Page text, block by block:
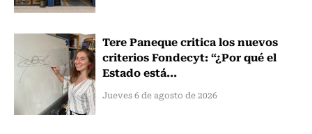
Tere Paneque critica los nuevos
criterios Fondecyt: “¿Por qué el
Estado está...
Jueves 6 de agosto de 2026